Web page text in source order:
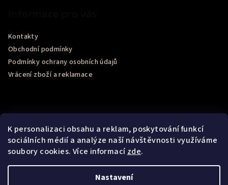
K personalizaci obsahu a reklam, poskytování funkcí
sociálních médií a analýze naší návštěvnosti využíváme
soubory cookies. Více informacízde.
Nastavení
Kontakty
Obchodní podmínky
Podmínky ochrany osobních údajů
Vrácení zboží a reklamace
Recenze obchodu Google